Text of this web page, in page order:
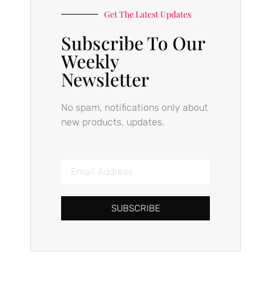
Get The Latest Updates
Subscribe To Our
Weekly
Newsletter
No spam, notifications only about
new products, updates.
SUBSCRIBE